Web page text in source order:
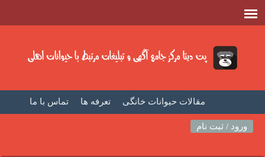
تماس با ما تعرفه ها مقالات حیوانات خانگی
صفحه اصلی
ورود / ثبت نام